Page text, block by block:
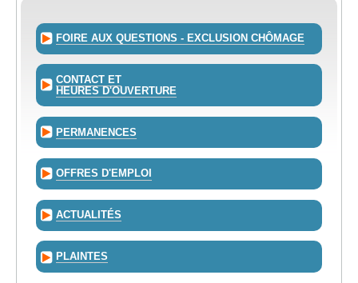
FOIRE AUX QUESTIONS - EXCLUSION CHÔMAGE
CONTACT ET
HEURES D'OUVERTURE
PERMANENCES
OFFRES D'EMPLOI
ACTUALITÉS
PLAINTES